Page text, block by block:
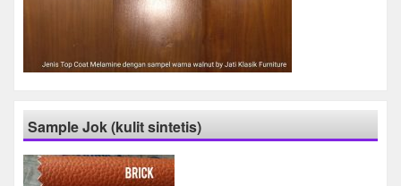
Sample Jok (kulit sintetis)